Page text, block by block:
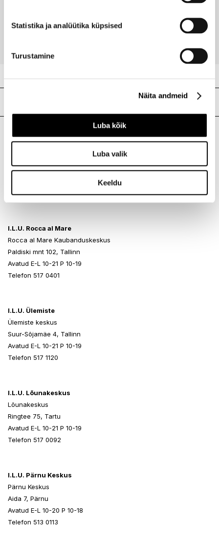
Statistika ja analüütika küpsised
Turustamine
Näita andmeid
Luba kõik
Luba valik
Keeldu
175,95 €
Endla 45, Tallinn
Telefon 517 1040
I.L.U. Rocca al Mare
Rocca al Mare Kaubanduskeskus
Paldiski mnt 102, Tallinn
Avatud E-L 10-21 P 10-19
Telefon 517 0401
I.L.U. Ülemiste
Ülemiste keskus
Suur-Sõjamäe 4, Tallinn
Avatud E-L 10-21 P 10-19
Telefon 517 1120
I.L.U. Lõunakeskus
Lõunakeskus
Ringtee 75, Tartu
Avatud E-L 10-21 P 10-19
Telefon 517 0092
I.L.U. Pärnu Keskus
Pärnu Keskus
Aida 7, Pärnu
Avatud E-L 10-20 P 10-18
Telefon 513 0113